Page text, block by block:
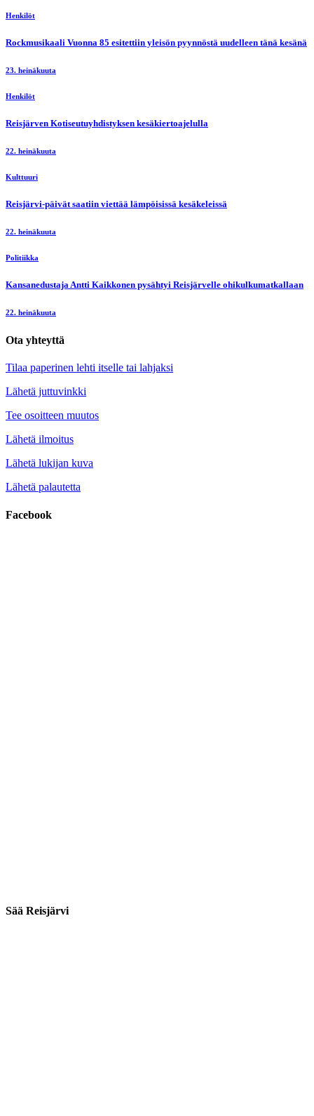
Henkilöt
Rockmusikaali Vuonna 85 esitettiin yleisön pyynnöstä uudelleen tänä kesänä
23. heinäkuuta
Henkilöt
Reisjärven Kotiseutuyhdistyksen kesäkiertoajelulla
22. heinäkuuta
Kulttuuri
Reisjärvi-päivät saatiin viettää lämpöisissä kesäkeleissä
22. heinäkuuta
Politiikka
Kansanedustaja Antti Kaikkonen pysähtyi Reisjärvelle ohikulkumatkallaan
22. heinäkuuta
Ota yhteyttä
Tilaa paperinen lehti itselle tai lahjaksi
Lähetä juttuvinkki
Tee osoitteen muutos
Lähetä ilmoitus
Lähetä lukijan kuva
Lähetä palautetta
Facebook
Sää Reisjärvi